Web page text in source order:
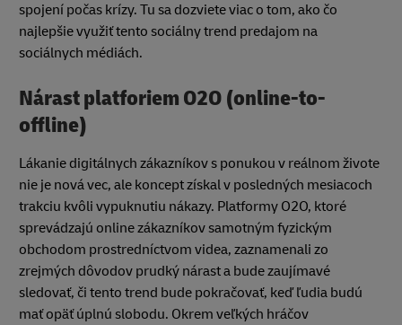
spojení počas krízy. Tu sa dozviete viac o tom, ako čo
najlepšie využiť tento sociálny trend predajom na
sociálnych médiách.
Nárast platforiem O2O (online-to-
offline)
Lákanie digitálnych zákazníkov s ponukou v reálnom živote
nie je nová vec, ale koncept získal v posledných mesiacoch
trakciu kvôli vypuknutiu nákazy. Platformy O2O, ktoré
sprevádzajú online zákazníkov samotným fyzickým
obchodom prostredníctvom videa, zaznamenali zo
zrejmých dôvodov prudký nárast a bude zaujímavé
sledovať, či tento trend bude pokračovať, keď ľudia budú
mať opäť úplnú slobodu. Okrem veľkých hráčov